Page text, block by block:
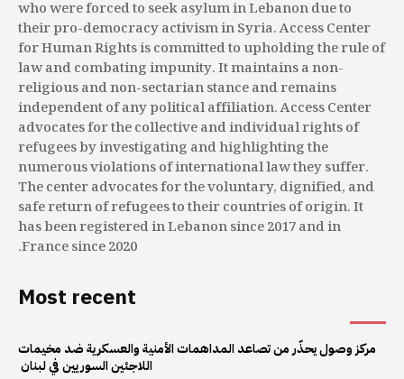
Most recent
مركز وصول يحذّر من تصاعد المداهمات الأمنية والعسكرية ضد مخيمات
اللاجئين السوريين في لبنان
who were forced to seek asylum in Lebanon due to
their pro-democracy activism in Syria. Access Center
for Human Rights is committed to upholding the rule of
law and combating impunity. It maintains a non-
religious and non-sectarian stance and remains
independent of any political affiliation. Access Center
advocates for the collective and individual rights of
refugees by investigating and highlighting the
numerous violations of international law they suffer.
The center advocates for the voluntary, dignified, and
safe return of refugees to their countries of origin. It
has been registered in Lebanon since 2017 and in
France since 2020.